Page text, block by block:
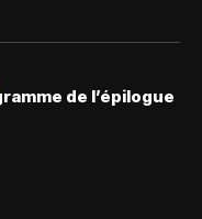
de l’épilogue